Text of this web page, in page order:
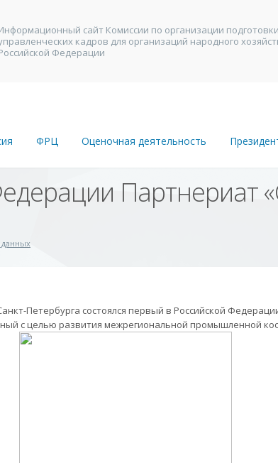
сайт Комиссии по организации подготовки
кадров для организаций народного
Федерации
ФРЦ Оценочная деятельность
Партнериат
данных
Петербурга состоялся первый в Российской
с целью развития межрегиональной промышленной